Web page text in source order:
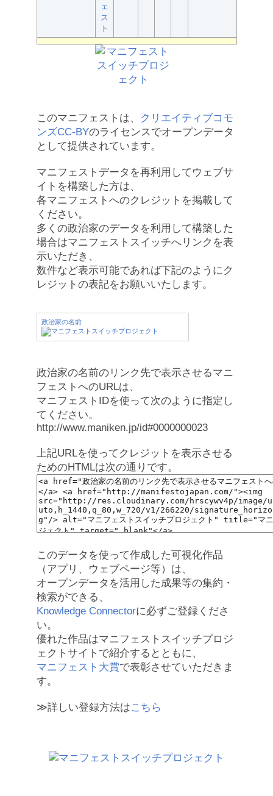
ェ
ス
ト
このマニフェストは、
クリエイティブコモ
ンズCC-BYのライセンスでオープンデータ
として提供されています。
マニフェストデータを再利用してウェブサ
イトを構築した方は、
各マニフェストへのクレジットを掲載して
ください。
多くの政治家のデータを利用して構築した
場合はマニフェストスイッチへリンクを表
示いただき、
数件など表示可能であれば下記のようにク
レジットの表記をお願いいたします。
政治家の名前
政治家の名前のリンク先で表示させるマニ
フェストへのURLは、
マニフェストIDを使って次のように指定し
てください。
http://www.maniken.jp/id#0000000023
上記URLを使ってクレジットを表示させる
ためのHTMLは次の通りです。
このデータを使って作成した可視化作品
（アプリ、ウェブページ等）は、
オープンデータを活用した成果等の集約・
検索ができる、
Knowledge Connectorに必ずご登録くださ
い。
優れた作品はマニフェストスイッチプロジ
ェクトサイトで紹介するとともに、
マニフェスト大賞で表彰させていただきま
す。
≫詳しい登録方法はこちら